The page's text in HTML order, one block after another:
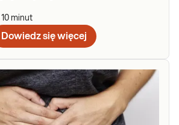
10 minut
Dowiedz się więcej